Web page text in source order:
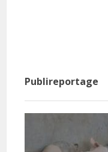
Publireportage